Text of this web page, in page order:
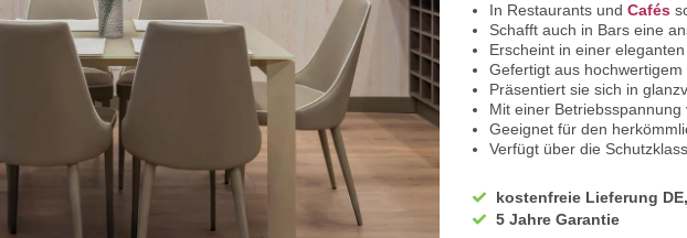
In Restaurants und Cafés
Schafft auch in Bars eine
Erscheint in einer
Gefertigt aus
Präsentiert sie sich in
Mit einer Betriebsspannung
Geeignet für den
Verfügt über die
Der Durchmesser beträgt
In einer Höhe von 120 cm
Mit E27
kostenfreie Lieferung
5 Jahre Garantie